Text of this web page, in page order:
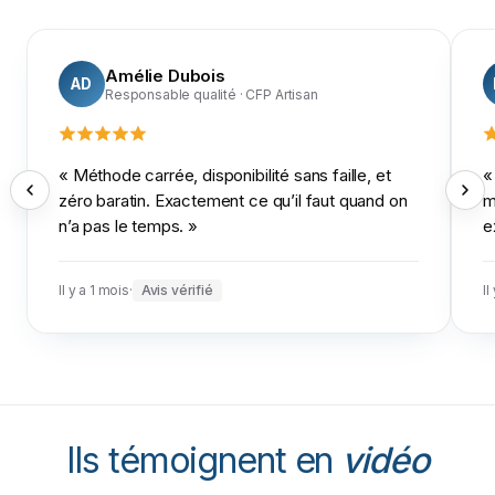
AD Amélie Dubois
Responsable qualité · CFP Artisan
« Méthode carrée, disponibilité sans faille, et
zéro baratin. Exactement ce qu’il faut quand on
n’a pas le temps. »
Il y a 1 mois· Avis vérifié Il
Ils témoignent en vidéo